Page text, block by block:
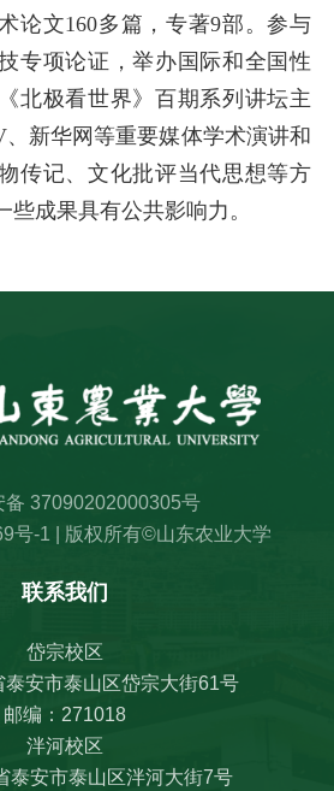
论文160多篇，专著9部。参与
专项论证，举办国际和全国性
北极看世界》百期系列讲坛主
新华网等重要媒体学术演讲和
传记、文化批评当代思想等方
些成果具有公共影响力。
备 37090202000305号
号-1 | 版权所有©山东农业大学
联系我们
岱宗校区
泰安市泰山区岱宗大街61号
邮编：271018
泮河校区
泰安市泰山区泮河大街7号